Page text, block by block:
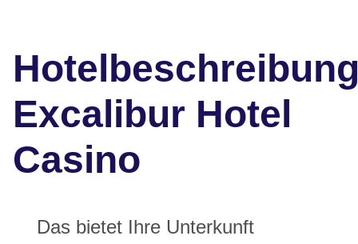
Excalibur Hotel
Casino
Das bietet Ihre Unterkunft